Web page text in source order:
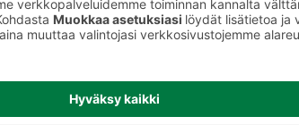
Miesten deodorantit